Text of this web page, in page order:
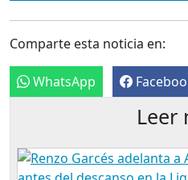
Comparte esta noticia en:
WhatsApp
Leer